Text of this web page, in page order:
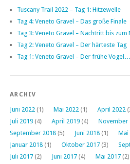
Tuscany Trail 2022 – Tag 1: Hitzewelle
Tag 4: Veneto Gravel – Das große Finale
Tag 3: Veneto Gravel – Nachtritt bis zum
Tag 2: Veneto Gravel – Der härteste Tag
Tag 1: Veneto Gravel – Der frühe Vogel…
ARCHIV
Juni 2022 (1) Mai 2022 (1) April 2022
Juli 2019 (4) April 2019 (4) November
September 2018 (5) Juni 2018 (1) Mai
Januar 2018 (1) Oktober 2017 (3)
Juli 2017 (2) Juni 2017 (4) Mai 2017 (2)